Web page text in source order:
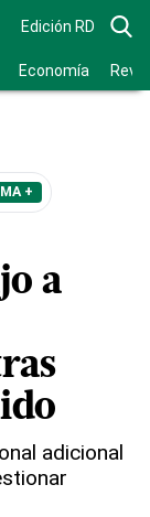
Edición RD
Economía
+
a
adicional